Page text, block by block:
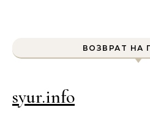
ВОЗВРАТ НА
syur.info